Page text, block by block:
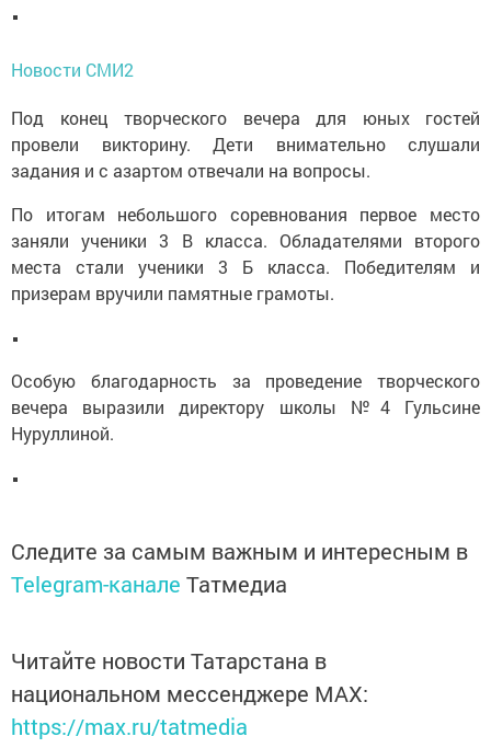
Новости СМИ2
Под конец творческого вечера для юных гостей
провели викторину. Дети внимательно слушали
задания и с азартом отвечали на вопросы.
По итогам небольшого соревнования первое место
заняли ученики 3 В класса. Обладателями второго
места стали ученики 3 Б класса. Победителям и
призерам вручили памятные грамоты.
Особую благодарность за проведение творческого
вечера выразили директору школы №4 Гульсине
Нуруллиной.
Следите за самым важным и интересным в
Telegram-канале Татмедиа
Читайте новости Татарстана в
национальном мессенджере MАХ:
https://max.ru/tatmedia